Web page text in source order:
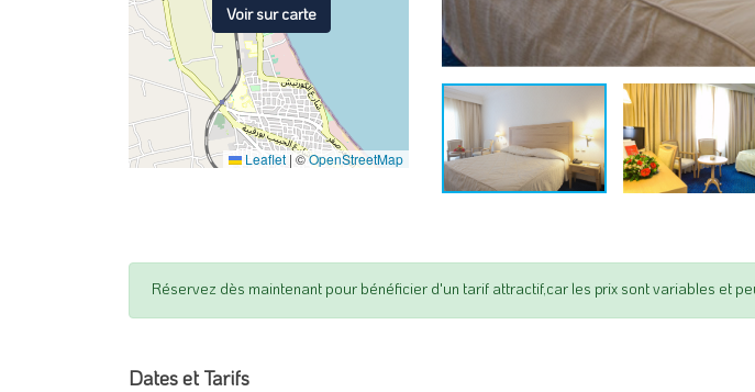
Leaflet |©OpenStreetMap
Voir sur carte
Réservez dès maintenant pour bénéficier d'un tarif attractif,car les prix sont variables et
Dates et Tarifs